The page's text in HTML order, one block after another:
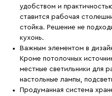
удобством и
ставится рабочая
стойка. Решение не
кухонь.
Важным элементом в
Кроме потолочных
местные светильники для
настольные лампы,
Продуманная система